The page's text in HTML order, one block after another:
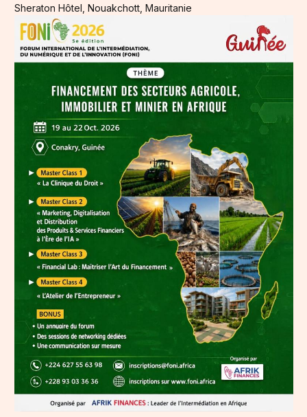
Sheraton Hôtel, Nouakchott, Mauritanie